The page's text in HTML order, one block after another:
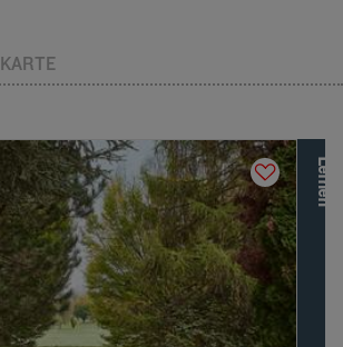
KARTE
L
e
r
n
e
n
S
i
e
d
i
e
a
n
d
e
r
e
n
M
a
r
k
e
n
d
e
r
L
o
u
v
r
e
H
o
t
e
l
s
G
r
o
u
p
k
e
n
n
e